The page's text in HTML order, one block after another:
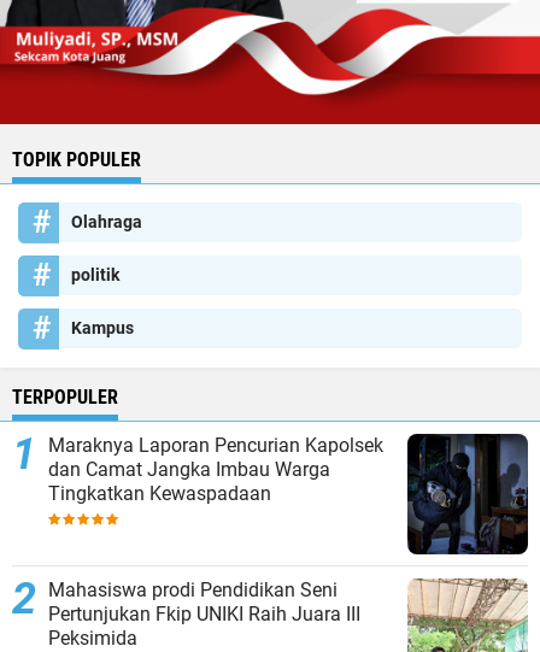
TOPIK POPULER
Olahraga
politik
Kampus
TERPOPULER
Maraknya Laporan Pencurian Kapolsek
dan Camat Jangka Imbau Warga
Tingkatkan Kewaspadaan
Mahasiswa prodi Pendidikan Seni
Pertunjukan Fkip UNIKI Raih Juara III
Peksimida